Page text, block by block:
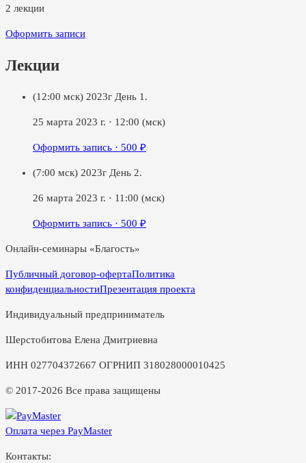
2 лекции
Оформить записи
Лекции
(12:00 мск) 2023г День 1.
25 марта 2023 г. · 12:00 (мск)
Оформить запись · 500 ₽
(7:00 мск) 2023г День 2.
26 марта 2023 г. · 11:00 (мск)
Оформить запись · 500 ₽
Онлайн-семинары «Благость»
Публичный договор-офертаПолитика
конфиденциальностиПрезентация проекта
Индивидуальный предприниматель
Шерстобитова Елена Дмитриевна
ИНН 027704372667 ОГРНИП 318028000010425
© 2017-2026 Все права защищены
Оплата через PayMaster
Контакты: